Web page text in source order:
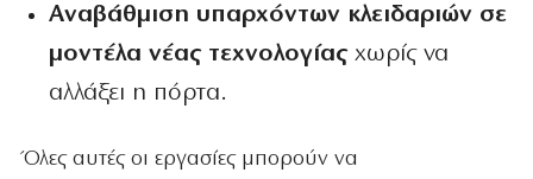
Αναβάθμιση υπαρχόντων κλειδαριών σε
μοντέλα νέας τεχνολογίαςχωρίς να
αλλάξει η πόρτα.
Όλες αυτές οι εργασίες μπορούν να